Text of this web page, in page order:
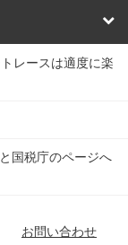
宇都宮競輪場
豊橋競輪場
レースは適度に楽
国税庁のページへ
お問い合わせ